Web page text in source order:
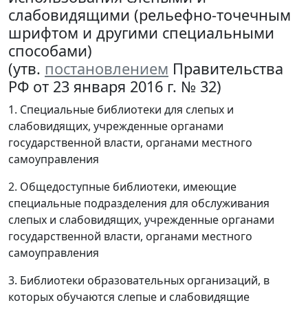
слабовидящими (рельефно-точечным
шрифтом и другими специальными
способами)
(утв. постановлением Правительства
РФ от 23 января 2016 г. № 32)
1. Специальные библиотеки для слепых и
слабовидящих, учрежденные органами
государственной власти, органами местного
самоуправления
2. Общедоступные библиотеки, имеющие
специальные подразделения для обслуживания
слепых и слабовидящих, учрежденные органами
государственной власти, органами местного
самоуправления
3. Библиотеки образовательных организаций, в
которых обучаются слепые и слабовидящие